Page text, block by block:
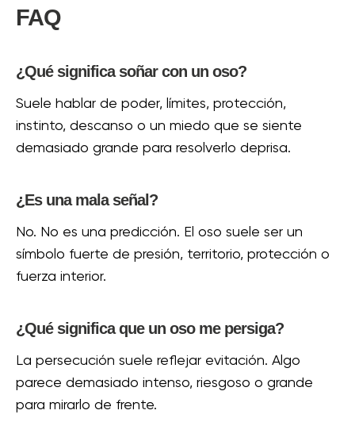
FAQ
¿Qué significa soñar con un oso?
Suele hablar de poder, límites, protección,
instinto, descanso o un miedo que se siente
demasiado grande para resolverlo deprisa.
¿Es una mala señal?
No. No es una predicción. El oso suele ser un
símbolo fuerte de presión, territorio, protección o
fuerza interior.
¿Qué significa que un oso me persiga?
La persecución suele reflejar evitación. Algo
parece demasiado intenso, riesgoso o grande
para mirarlo de frente.